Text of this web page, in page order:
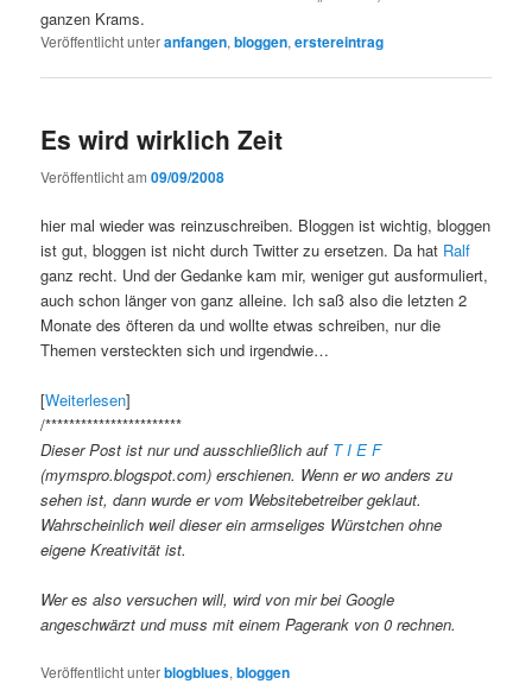
ganzen Krams.
Veröffentlicht unteranfangen,bloggen,erstereintrag
Es wird wirklich Zeit
Veröffentlicht am09/09/2008
hier mal wieder was reinzuschreiben. Bloggen ist wichtig, bloggen
ist gut, bloggen ist nicht durch Twitter zu ersetzen. Da hat Ralf
ganz recht. Und der Gedanke kam mir, weniger gut ausformuliert,
auch schon länger von ganz alleine. Ich saß also die letzten 2
Monate des öfteren da und wollte etwas schreiben, nur die
Themen versteckten sich und irgendwie…
[Weiterlesen]
/***********************
Dieser Post ist nur und ausschließlich auf T I E F
(mymspro.blogspot.com) erschienen. Wenn er wo anders zu
sehen ist, dann wurde er vom Websitebetreiber geklaut.
Wahrscheinlich weil dieser ein armseliges Würstchen ohne
eigene Kreativität ist.
Wer es also versuchen will, wird von mir bei Google
angeschwärzt und muss mit einem Pagerank von 0 rechnen.
Veröffentlicht unterblogblues,bloggen